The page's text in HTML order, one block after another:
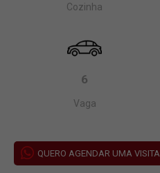
Cozinha
6
Vaga
QUERO AGENDAR UMA VISITA